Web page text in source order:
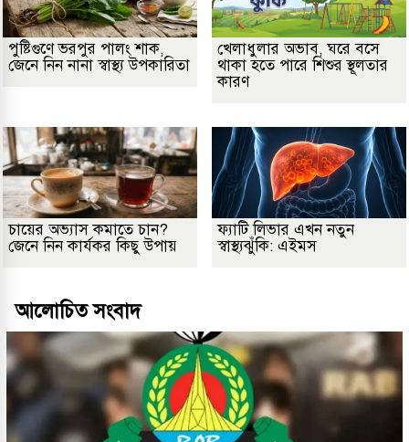
পুষ্টিগুণে ভরপুর পালং শাক,
জেনে নিন নানা স্বাস্থ্য উপকারিতা
খেলাধুলার অভাব, ঘরে বসে
থাকা হতে পারে শিশুর স্থূলতার
কারণ
চায়ের অভ্যাস কমাতে চান?
জেনে নিন কার্যকর কিছু উপায়
ফ্যাটি লিভার এখন নতুন
স্বাস্থ্যঝুঁকি: এইমস
আলোচিত সংবাদ